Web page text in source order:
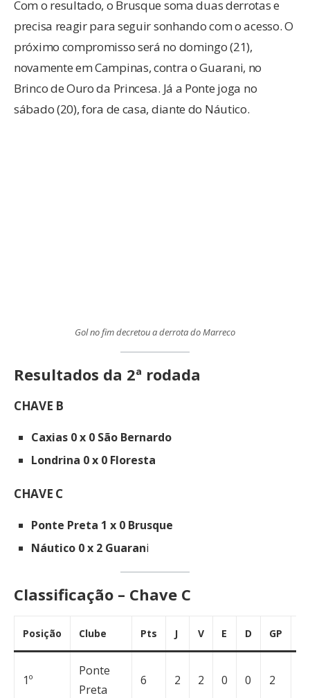
Com o resultado, o Brusque soma duas derrotas e
precisa reagir para seguir sonhando com o acesso. O
próximo compromisso será no domingo (21),
novamente em Campinas, contra o Guarani, no
Brinco de Ouro da Princesa. Já a Ponte joga no
sábado (20), fora de casa, diante do Náutico.
Gol no fim decretou a derrota do Marreco
Resultados da 2ª rodada
CHAVE B
Caxias 0 x 0 São Bernardo
Londrina 0 x 0 Floresta
CHAVE C
Ponte Preta 1 x 0 Brusque
Náutico 0 x 2 Guarani
Classificação – Chave C
Posição Clube Pts J V E D GP
1º
Ponte
Preta
6 2 2 0 0 2